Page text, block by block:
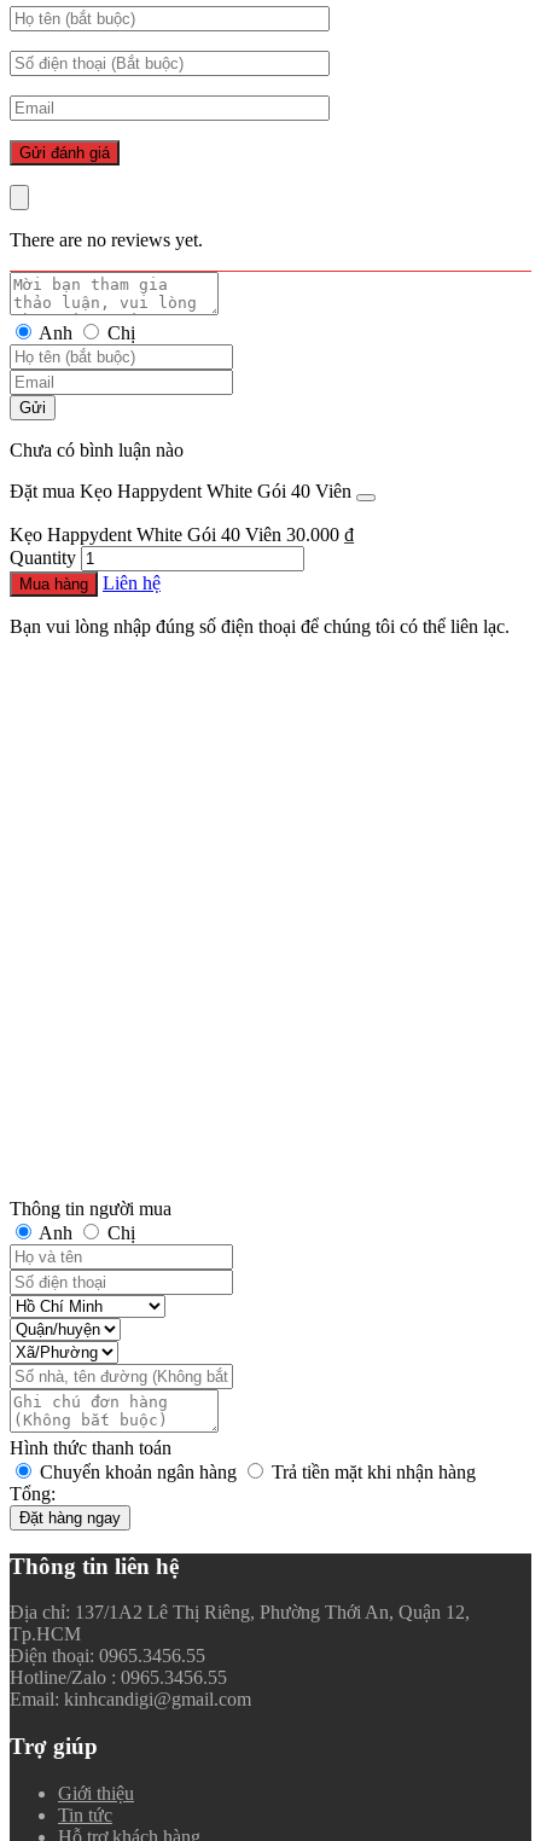
There are no reviews yet.
Anh Chị
Gửi
Chưa có bình luận nào
Đặt mua Kẹo Happydent White Gói 40 Viên
Kẹo Happydent White Gói 40 Viên 30.000 ₫
Quantity
Mua hàng Liên hệ
Bạn vui lòng nhập đúng số điện thoại để chúng tôi có thể liên lạc.
Thông tin người mua
Anh
Chị
Hình thức thanh toán
Chuyển khoản ngân hàng
Trả tiền mặt khi nhận hàng
Tổng:
Đặt hàng ngay
Thông tin liên hệ
Địa chỉ: 137/1A2 Lê Thị Riêng, Phường Thới An, Quận 12,
Tp.HCM
Điện thoại: 0965.3456.55
Hotline/Zalo : 0965.3456.55
Email: kinhcandigi@gmail.com
Trợ giúp
Giới thiệu
Tin tức
Hỗ trợ khách hàng